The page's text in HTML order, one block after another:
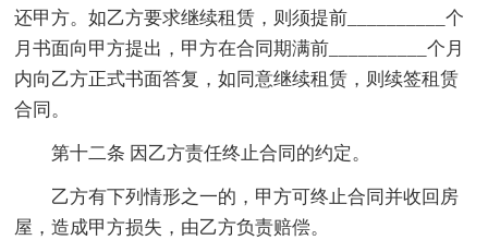
还甲方。如乙方要求继续租赁，则须提前__________个
月书面向甲方提出，甲方在合同期满前__________个月
内向乙方正式书面答复，如同意继续租赁，则续签租赁
合同。
第十二条 因乙方责任终止合同的约定。
乙方有下列情形之一的，甲方可终止合同并收回房
屋，造成甲方损失，由乙方负责赔偿。